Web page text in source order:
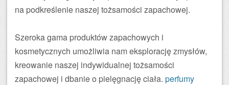
na podkreślenie naszej tożsamości zapachowej.
Szeroka gama produktów zapachowych i
kosmetycznych umożliwia nam eksplorację zmysłów,
kreowanie naszej indywidualnej tożsamości
zapachowej i dbanie o pielęgnację ciała. perfumy